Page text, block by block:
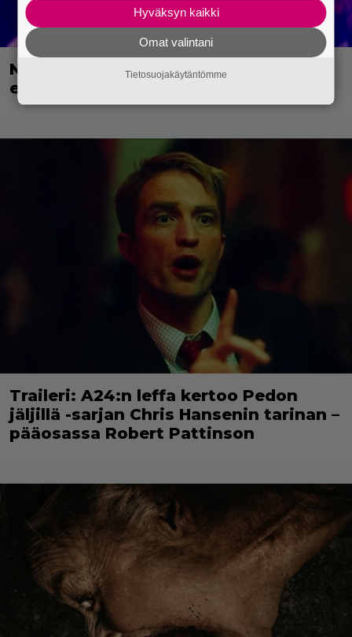
Nyt Netflixissä: Vuoden 2024 paras
elokuva!
Traileri: A24:n leffa kertoo Pedon
jäljillä -sarjan Chris Hansenin tarinan –
pääosassa Robert Pattinson
Hyväksyn kaikki
Omat valintani
Tietosuojakäytäntömme